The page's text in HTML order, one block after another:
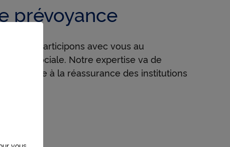
prévoyance
nous participons avec vous au
sociale. Notre expertise va de
à la réassurance des institutions
vous